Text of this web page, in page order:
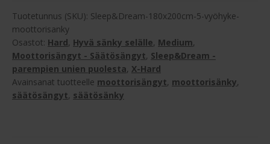
vyöhyke
moottorisänky
määrä
Tuotetunnus (SKU): Sleep&Dream-180x200cm-5-vyöhyke-
moottorisanky
Osastot: Hard, Hyvä sänky selälle, Medium,
Moottorisängyt - Säätösängyt, Sleep&Dream -
parempien unien puolesta, X-Hard
Avainsanat tuotteelle moottorisängyt, moottorisänky,
säätösängyt, säätösänky